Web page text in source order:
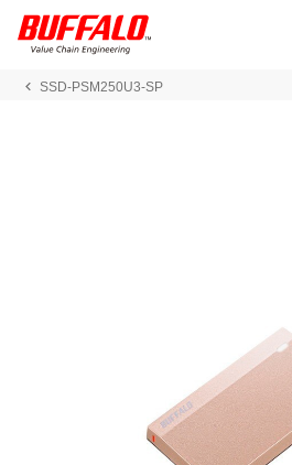
SSD-PSM250U3-SP